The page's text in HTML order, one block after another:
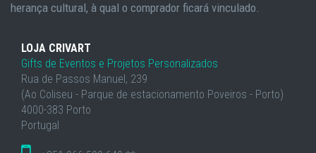
herança cultural, à qual o comprador ficará vinculado.
LOJA CRIVART
Gifts de Eventos e Projetos Personalizados
Rua de Passos Manuel, 239
(Ao Coliseu - Parque de estacionamento Poveiros - Porto)
4000-383 Porto
Portugal